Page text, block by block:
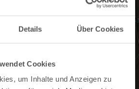
Details Über Cookies
Cookies
um Inhalte und Anzeigen zu